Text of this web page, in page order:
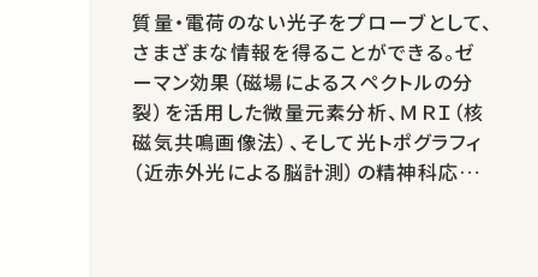
質量・電荷のない光子をプローブとして、
さまざまな情報を得ることができる。ゼ
ーマン効果（磁場によるスペクトルの分
裂）を活用した微量元素分析、ＭＲＩ（核
磁気共鳴画像法）、そして光トポグラフィ
（近赤外光による脳計測）の精神科応用